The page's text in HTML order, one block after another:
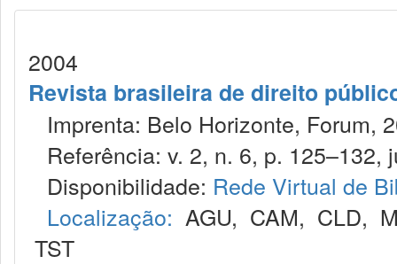
2004
Revista brasileira de direito
Imprenta: Belo Horizonte, Forum,
Referência: v. 2, n. 6, p. 125–132,
Disponibilidade: Rede Virtual de
Localização: AGU, CAM, CLD,
TST